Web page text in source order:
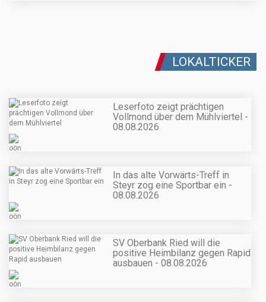
LOKALTICKER
Leserfoto zeigt prächtigen
Vollmond über dem Mühlviertel -
08.08.2026
In das alte Vorwärts-Treff in
Steyr zog eine Sportbar ein -
08.08.2026
SV Oberbank Ried will die
positive Heimbilanz gegen Rapid
ausbauen - 08.08.2026